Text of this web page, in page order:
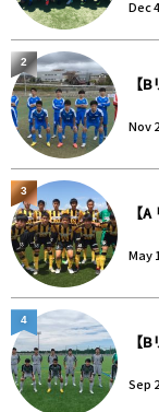
Dec
【
Nov
2
【
May
3
【
Sep
4